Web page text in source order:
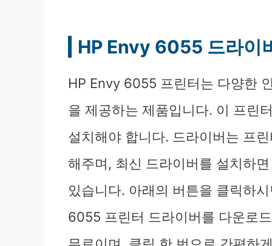
HP Envy 6055 드라이
HP Envy 6055 프린터는 다양한
을 제공하는 제품입니다. 이 프린
설치해야 합니다. 드라이버는 프
해주며, 최신 드라이버를 설치하
있습니다. 아래의 버튼을 클릭하
6055 프린터 드라이버를 다운로